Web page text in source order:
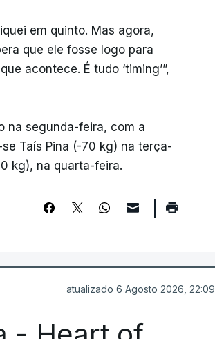
em quinto. Mas agora,
que ele fosse logo para
acontece. É tudo ‘timing’”,
na segunda-feira, com a
Taís Pina (-70 kg) na terça-
kg), na quarta-feira.
atualizado 6 Agosto 2026, 22:09